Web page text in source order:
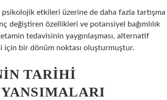
etkileri üzerine de daha fazla tartışma
değiştiren özellikleri ve potansiyel bağımlılık
tedavisinin yaygınlaşması, alternatif
için bir dönüm noktası oluşturmuştur.
TARIHI